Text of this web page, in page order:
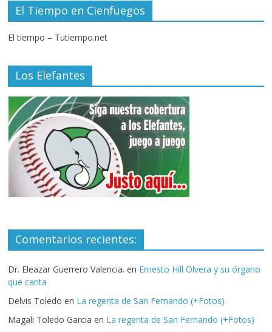
El Tiempo en Cienfuegos
El tiempo – Tutiempo.net
Los Elefantes
Comentarios recientes:
Dr. Eleazar Guerrero Valencia. en Ernesto Hill Olvera y su órgano
que canta
Delvis Toledo en La regenta de San Fernando (+Fotos)
Magali Toledo Garcia en La regenta de San Fernando (+Fotos)